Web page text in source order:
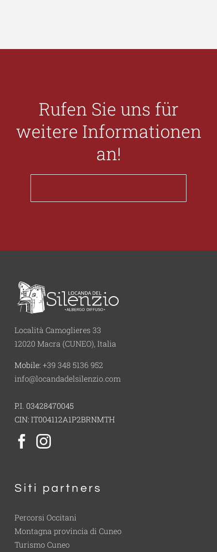
Rufen Sie uns für
weitere Informationen
an!
Località Camoglieres 33
12020 Macra (CUNEO), Italia
Mobile: +39 348 5136 952
info@locandadelsilenzio.com
P.I. 03428470045
CIN: IT004112A1P2BRNMTH
Siti partners
Percorsi Occitani
Montagna provincia di Cuneo
Turismo Cuneo